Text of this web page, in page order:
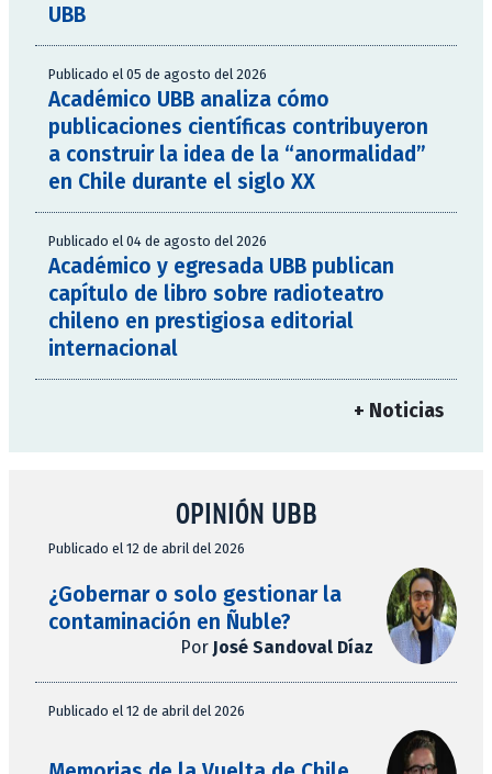
UBB
Publicado el 05 de agosto del 2026
Académico UBB analiza cómo
publicaciones científicas contribuyeron
a construir la idea de la “anormalidad”
en Chile durante el siglo XX
Publicado el 04 de agosto del 2026
Académico y egresada UBB publican
capítulo de libro sobre radioteatro
chileno en prestigiosa editorial
internacional
+ Noticias
OPINIÓN UBB
Publicado el 12 de abril del 2026
¿Gobernar o solo gestionar la
contaminación en Ñuble?
Por José Sandoval Díaz
Publicado el 12 de abril del 2026